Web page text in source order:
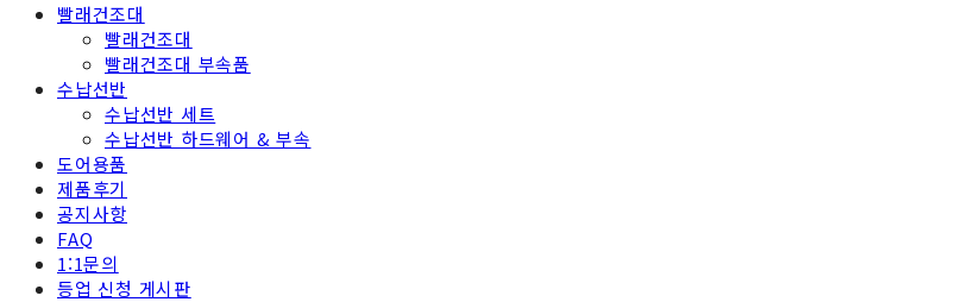
빨래건조대
빨래건조대
빨래건조대 부속품
수납선반
수납선반 세트
수납선반 하드웨어 & 부속
도어용품
제품후기
공지사항
FAQ
1:1문의
등업 신청 게시판